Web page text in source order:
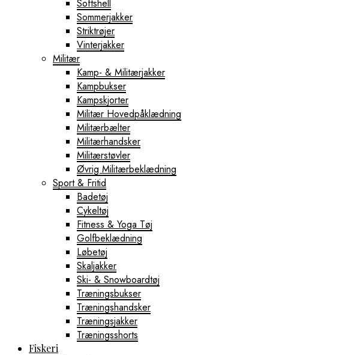
Softshell
Sommerjakker
Striktrøjer
Vinterjakker
Militær
Kamp- & Militærjakker
Kampbukser
Kampskjorter
Militær Hovedpåklædning
Militærbælter
Militærhandsker
Militærstøvler
Øvrig Militærbeklædning
Sport & Fritid
Badetøj
Cykeltøj
Fitness & Yoga Tøj
Golfbeklædning
Løbetøj
Skaljakker
Ski- & Snowboardtøj
Træningsbukser
Træningshandsker
Træningsjakker
Træningsshorts
Fiskeri